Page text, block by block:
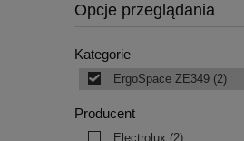
Opcje przeglądania
Kategorie
ErgoSpace ZE349 (2)
Producent
Electrolux (2)